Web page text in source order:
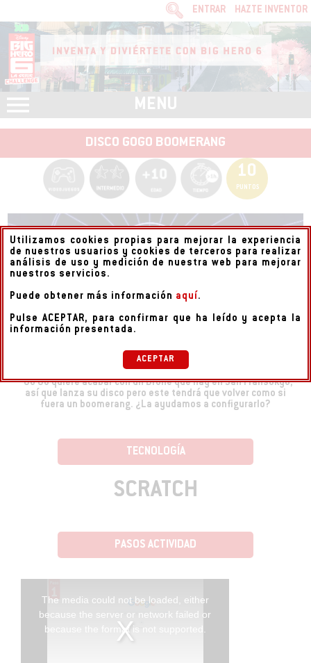
ENTRAR HAZTE INVENTOR
MENU
DISCO GOGO BOOMERANG
10
PUNTOS
DESCRIPCIÓN
Go Go quiere acabar con un Drone que hay en San Fransokyo,
así que lanza su disco pero este tendrá que volver como si
fuera un boomerang. ¿La ayudamos a configurarlo?
TECNOLOGÍA
SCRATCH
PASOS ACTIVIDAD
The media could not be loaded, either
because the server or network failed or
because the format is not supported.
INFORMACION SOBRE LA PROTECCIÓN DE TUS
DATOS
Responsable:
Finalidad:
Legitimación:
Derechos:
link
Información adicional
link
Utilizamos cookies propias para mejorar la experiencia
de nuestros usuarios y cookies de terceros para realizar
análisis de uso y medición de nuestra web para mejorar
nuestros servicios.
Puede obtener más información aquí.
Pulse ACEPTAR, para confirmar que ha leído y acepta la
información presentada.